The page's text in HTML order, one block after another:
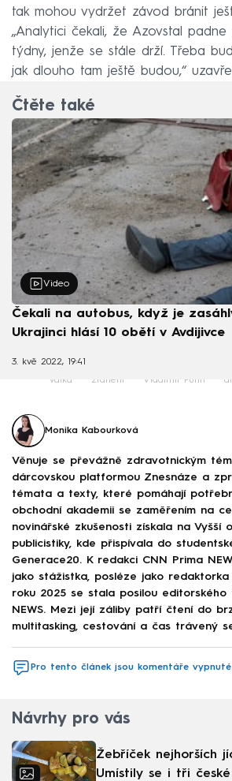
tak mohou vydržet závod bránit
„Analytici čekali, že Azovstal
týdny, jenže se stále drží. Třeba
jak dlouho tam ještě budou,“
Čtěte také
Video
Čekali na autobus, když je
Ukrajinci hlásí 10 obětí v Avdijivce
3. kvě 2022, 19:41
válka zranění Vladimir Putin
Monika Kabourková
Věnuje se převážně zdravotnickým
dárcovskou platformou Znesnáze a
témata a texty, které pomáhají
obchodní akademii se zaměřením na
novinářské zkušenosti získala na Vyšší
publicistiky, kde přispívala do
Generace20. K redakci CNN Prima
jako stážistka, posléze jako
roku 2025 se stala posilou editorského
NEWS. Mezi její záliby patří čtení do
multitasking, cestování a čas trávený
Pro tento článek jsou komentáře vypnuté
Návrhy pro vás
Žebříček nejhorších
Umístily se i tři české